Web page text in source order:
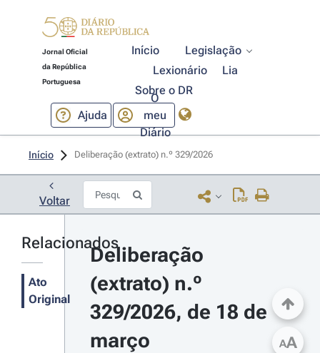
Jornal Oficial
da República
Portuguesa
Início
Legislação
Lexionário
Lia
Sobre o DR
Ajuda
O
meu
Diário
Início Deliberação (extrato) n.º 329/2026
Voltar
Relacionados
Ato
Original
Deliberação
(extrato) n.º
329/2026, de 18 de
março
AA